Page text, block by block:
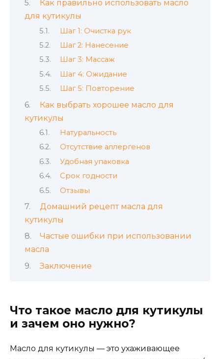
Как правильно использовать масло
для кутикулы
Шаг 1: Очистка рук
Шаг 2: Нанесение
Шаг 3: Массаж
Шаг 4: Ожидание
Шаг 5: Повторение
Как выбрать хорошее масло для
кутикулы
Натуральность
Отсутствие аллергенов
Удобная упаковка
Срок годности
Отзывы
Домашний рецепт масла для
кутикулы
Частые ошибки при использовании
масла
Заключение
Что такое масло для кутикулы
и зачем оно нужно?
Масло для кутикулы — это ухаживающее